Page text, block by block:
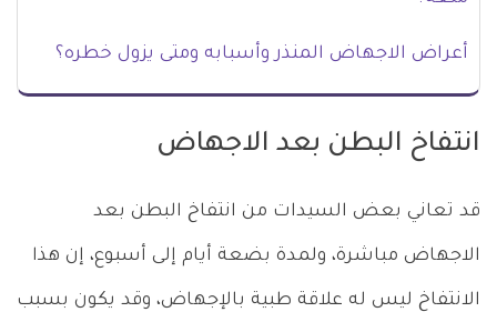
أعراض الاجهاض المنذر وأسبابه ومتى يزول خطره؟
انتفاخ البطن بعد الاجهاض
قد تعاني بعض السيدات من انتفاخ البطن بعد
الاجهاض مباشرة، ولمدة بضعة أيام إلى أسبوع، إن هذا
الانتفاخ ليس له علاقة طبية بالإجهاض، وقد يكون بسبب